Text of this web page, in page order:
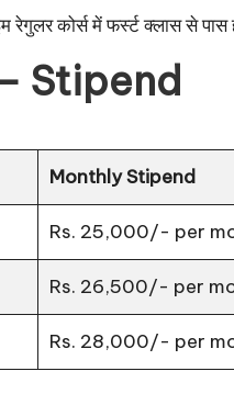
कोर्स में फर्स्ट क्लास से पास
Stipend
Monthly Stipend
Rs. 25,000/- per
Rs. 26,500/- per
Rs. 28,000/- per